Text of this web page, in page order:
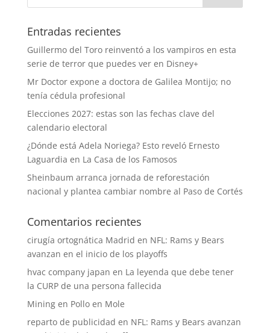
Entradas recientes
Guillermo del Toro reinventó a los vampiros en esta
serie de terror que puedes ver en Disney+
Mr Doctor expone a doctora de Galilea Montijo; no
tenía cédula profesional
Elecciones 2027: estas son las fechas clave del
calendario electoral
¿Dónde está Adela Noriega? Esto reveló Ernesto
Laguardia en La Casa de los Famosos
Sheinbaum arranca jornada de reforestación
nacional y plantea cambiar nombre al Paso de Cortés
Comentarios recientes
cirugía ortognática Madrid en NFL: Rams y Bears
avanzan en el inicio de los playoffs
hvac company japan en La leyenda que debe tener
la CURP de una persona fallecida
Miningen Pollo en Mole
reparto de publicidad en NFL: Rams y Bears avanzan